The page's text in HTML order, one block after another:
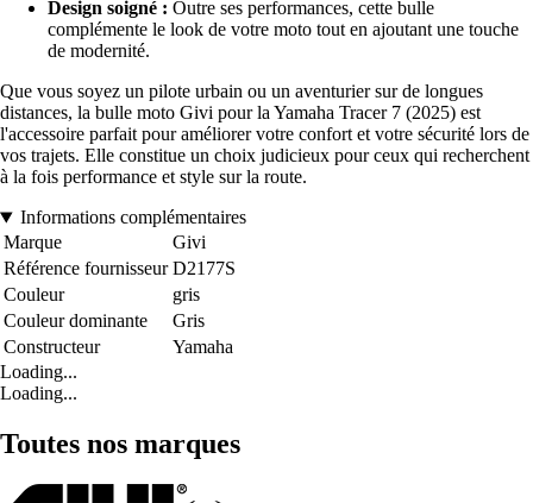
Design soigné : Outre ses performances, cette bulle
complémente le look de votre moto tout en ajoutant une touche
de modernité.
Que vous soyez un pilote urbain ou un aventurier sur de longues
distances, la bulle moto Givi pour la Yamaha Tracer 7 (2025) est
l'accessoire parfait pour améliorer votre confort et votre sécurité lors de
vos trajets. Elle constitue un choix judicieux pour ceux qui recherchent
à la fois performance et style sur la route.
Informations complémentaires
Marque
Givi
Référence fournisseur D2177S
Couleur
gris
Couleur dominante
Gris
Constructeur
Yamaha
Loading...
Loading...
Toutes nos marques